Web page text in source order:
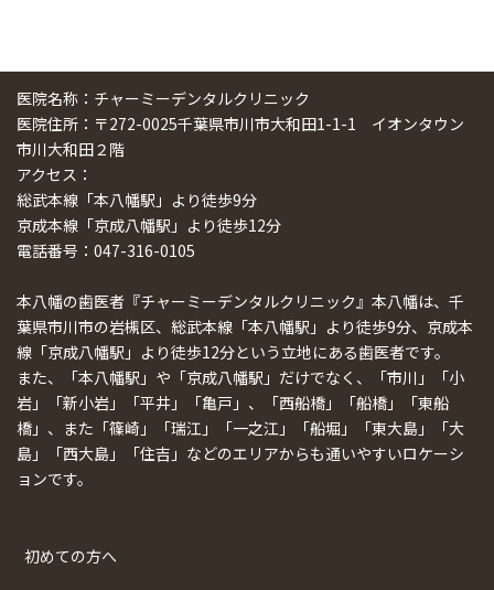
医院名称：チャーミーデンタルクリニック
医院住所：〒272-0025千葉県市川市大和田1-1-1 イオンタウン
市川大和田２階
アクセス：
総武本線「本八幡駅」より徒歩9分
京成本線「京成八幡駅」より徒歩12分
電話番号：047-316-0105
本八幡の歯医者『チャーミーデンタルクリニック』本八幡は、千
葉県市川市の岩槻区、総武本線「本八幡駅」より徒歩9分、京成本
線「京成八幡駅」より徒歩12分という立地にある歯医者です。
また、「本八幡駅」や「京成八幡駅」だけでなく、「市川」「小
岩」「新小岩」「平井」「亀戸」、「西船橋」「船橋」「東船
橋」、また「篠崎」「瑞江」「一之江」「船堀」「東大島」「大
島」「西大島」「住吉」などのエリアからも通いやすいロケーシ
ョンです。
初めての方へ